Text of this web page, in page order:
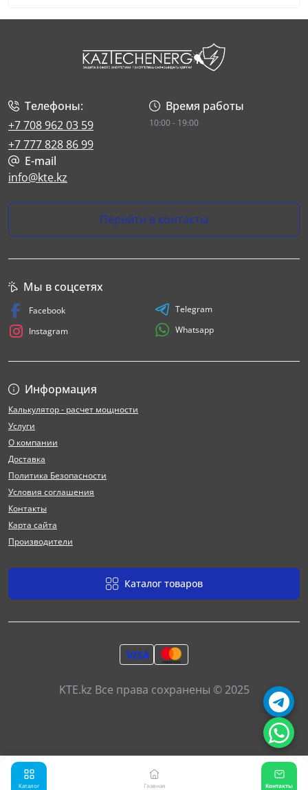
Каталог Главная Контакты
Телефоны:
+7 708 962 03 59
+7 777 828 86 99
Время работы
10:00 - 19:00
E-mail
info@kte.kz
Перейти в контакты
Информация
Калькулятор - расчет мощности
Услуги
О компании
Доставка
Политика Безопасности
Условия соглашения
Контакты
Карта сайта
Производители
Каталог товаров
Мы в соцсетях
Facebook
Instagram
Telegram
Whatsapp
KTE.kz Все права сохранены © 2025